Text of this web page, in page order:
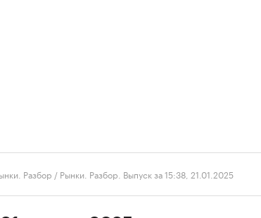
Разбор / Рынки. Разбор. Выпуск за 15:38, 21.01.2025